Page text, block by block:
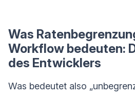
Was
Workflow bedeuten:
des Entwicklers
Was bedeutet also